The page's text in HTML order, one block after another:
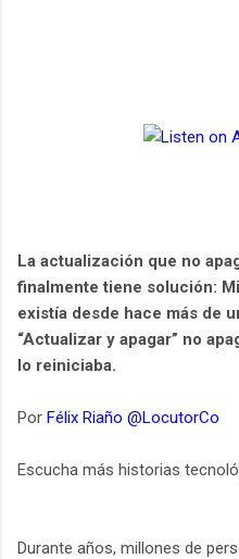
La actualización que no
finalmente tiene solución:
existía desde hace más de
“Actualizar y apagar” no
lo reiniciaba.
Por Félix Riaño @LocutorCo
Escucha más historias
Durante años, millones de